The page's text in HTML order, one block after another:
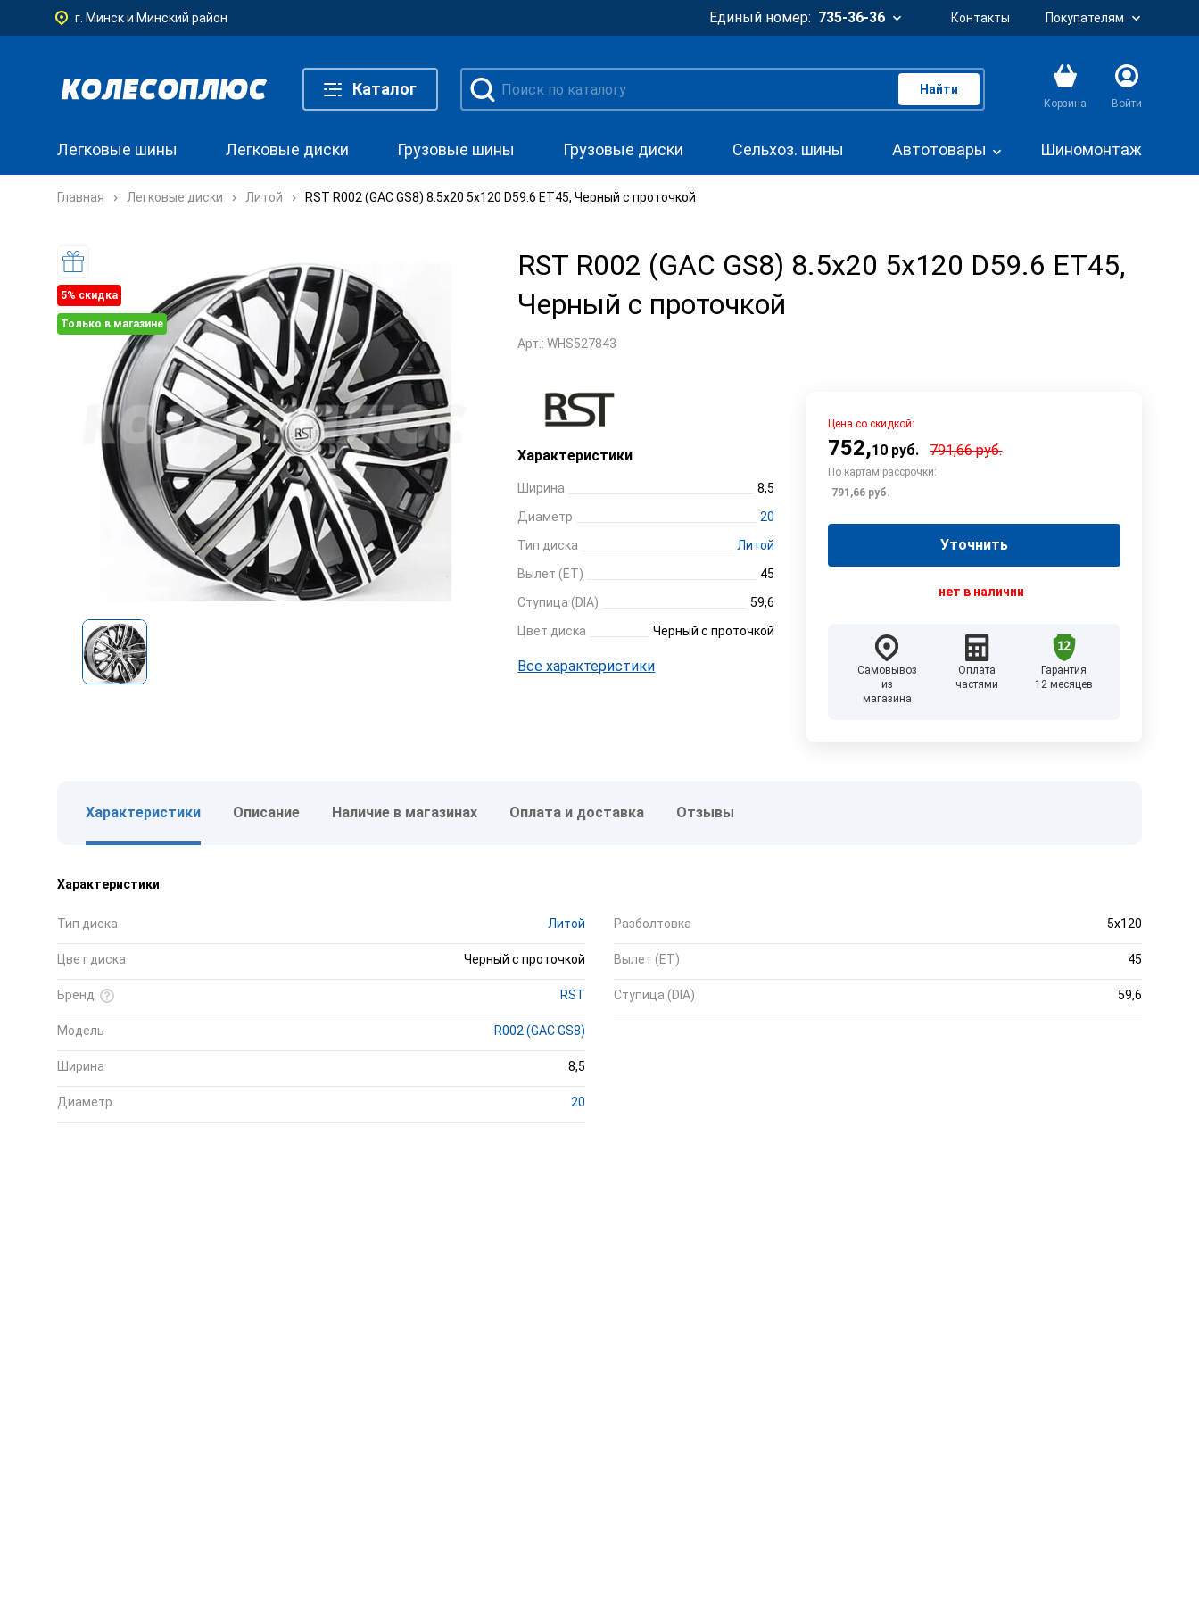
г. Минск и Минский район Единый номер: 735-36-36 Контакты Покупателям
Каталог Найти
Корзина Войти
Легковые шины Легковые диски Грузовые шины Грузовые диски Сельхоз. шины Автотовары Шиномонтаж
Главная Легковые диски Литой RST R002 (GAC GS8) 8.5x20 5x120 D59.6 ET45, Черный с проточкой
5% cкидка
Только в магазине
RST R002 (GAC GS8) 8.5x20 5x120 D59.6 ET45,
Черный с проточкой
Арт.: WHS527843
Характеристики
Ширина
8,5
Диаметр
20
Тип диска
Литой
Вылет (ET)
45
Ступица (DIA)
59,6
Цвет диска
Черный с проточкой
Все характеристики
Цена со скидкой:
752,10 руб. 791,66руб.
По картам рассрочки:
791,66 руб.
Уточнить
нет в наличии
Самовывоз
из
магазина
Оплата
частями
Гарантия
12 месяцев
Характеристики Описание Наличие в магазинах Оплата и доставка Отзывы
Характеристики
Тип диска Литой
Цвет диска Черный с проточкой
Бренд RST
Модель R002 (GAC GS8)
Ширина 8,5
Диаметр 20
Разболтовка 5x120
Вылет (ET) 45
Ступица (DIA) 59,6